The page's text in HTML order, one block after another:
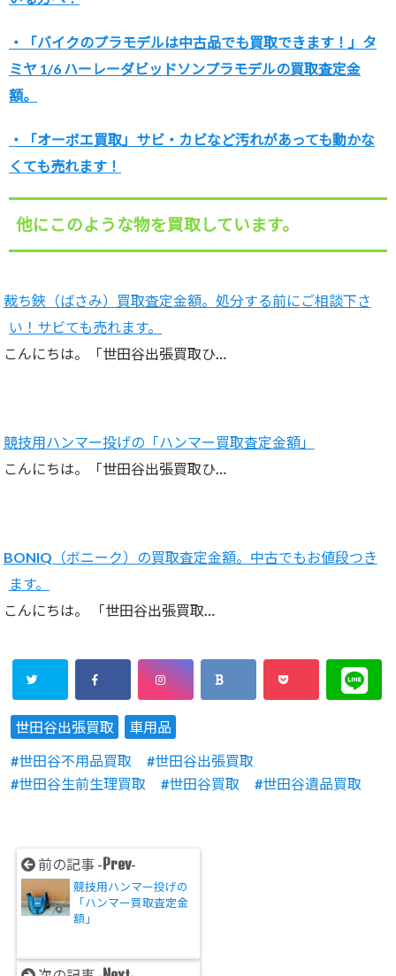
・「バイクのプラモデルは中古品でも買取できます！」タ
ミヤ 1/6 ハーレーダビッドソンプラモデルの買取査定金
額。
・「オーボエ買取」サビ・カビなど汚れがあっても動かな
くても売れます！
他にこのような物を買取しています。
裁ち鋏（ばさみ）買取査定金額。処分する前にご相談下さ
い！サビても売れます。
こんにちは。「世田谷出張買取ひ…
競技用ハンマー投げの「ハンマー買取査定金額」
こんにちは。「世田谷出張買取ひ…
BONIQ（ボニーク）の買取査定金額。中古でもお値段つき
ます。
こんにちは。 「世田谷出張買取…
世田谷出張買取
車用品
世田谷不用品買取
世田谷出張買取
世田谷生前生理買取
世田谷買取 世田谷遺品買取
前の記事 -Prev-
競技用ハンマー投げの
「ハンマー買取査定金
額」